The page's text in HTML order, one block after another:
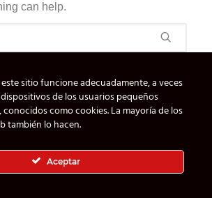
can help.
Hotels Maker. All rights reserved
sitio funcione adecuadamente, a veces
de los usuarios pequeños
como cookies. La mayoría de los
también lo hacen.
Aceptar